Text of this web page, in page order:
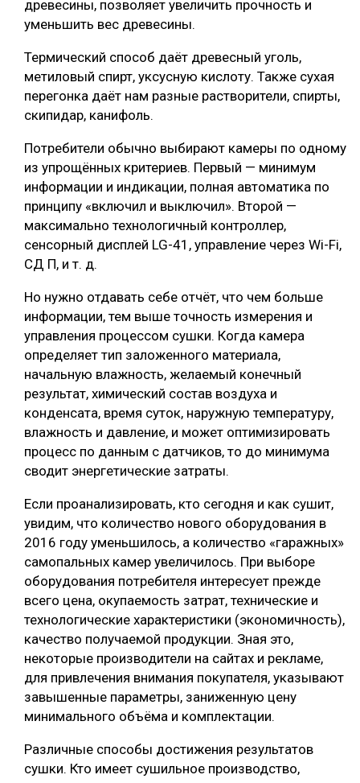
древесины, позволяет увеличить прочность и
уменьшить вес древесины.
Термический способ даёт древесный уголь,
метиловый спирт, уксусную кислоту. Также сухая
перегонка даёт нам разные растворители, спирты,
скипидар, канифоль.
Потребители обычно выбирают камеры по одному
из упрощённых критериев. Первый — минимум
информации и индикации, полная автоматика по
принципу «включил и выключил». Второй —
максимально технологичный контроллер,
сенсорный дисплей LG-41, управление через Wi-Fi,
СД П, и т. д.
Но нужно отдавать себе отчёт, что чем больше
информации, тем выше точность измерения и
управления процессом сушки. Когда камера
определяет тип заложенного материала,
начальную влажность, желаемый конечный
результат, химический состав воздуха и
конденсата, время суток, наружную температуру,
влажность и давление, и может оптимизировать
процесс по данным с датчиков, то до минимума
сводит энергетические затраты.
Если проанализировать, кто сегодня и как сушит,
увидим, что количество нового оборудования в
2016 году уменьшилось, а количество «гаражных»
самопальных камер увеличилось. При выборе
оборудования потребителя интересует прежде
всего цена, окупаемость затрат, технические и
технологические характеристики (экономичность),
качество получаемой продукции. Зная это,
некоторые производители на сайтах и рекламе,
для привлечения внимания покупателя, указывают
завышенные параметры, заниженную цену
минимального объёма и комплектации.
Различные способы достижения результатов
сушки. Кто имеет сушильное производство,